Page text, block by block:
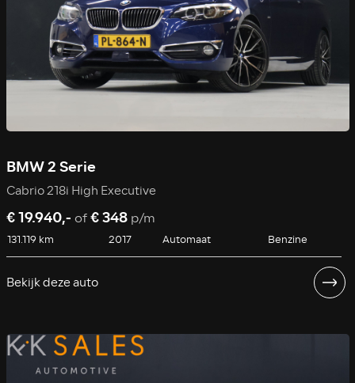
BMW 2 Serie
Cabrio 218i High Executive
€ 19.940,- of€ 348 p/m
131.119 km 2017 Automaat Benzine
Bekijk deze auto